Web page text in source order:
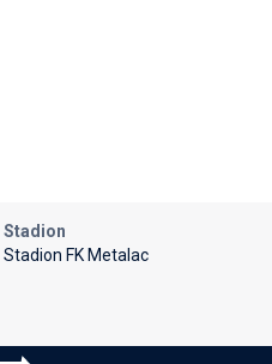
Stadion
Stadion FK Metalac